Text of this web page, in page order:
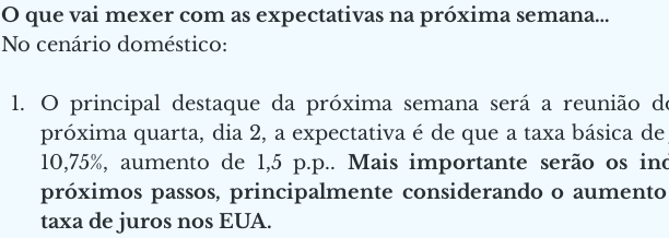
O que vai mexer com as expectativas na próxima semana…
No cenário doméstico:
O principal destaque da próxima semana será a reunião
próxima quarta, dia 2, a expectativa é de que a taxa básica de
10,75%, aumento de 1,5 p.p.. Mais importante serão os
próximos passos, principalmente considerando o
taxa de juros nos EUA.